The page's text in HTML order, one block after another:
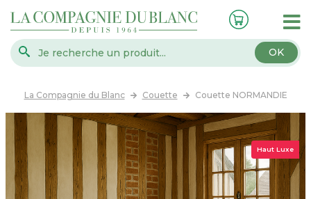
OK
La Compagnie du Blanc Couette Couette NORMANDIE
Haut Luxe